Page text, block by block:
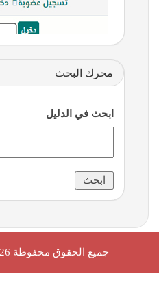
محرك البحث
ابحث في الدليل
جميع الحقوق محفوظة 2026